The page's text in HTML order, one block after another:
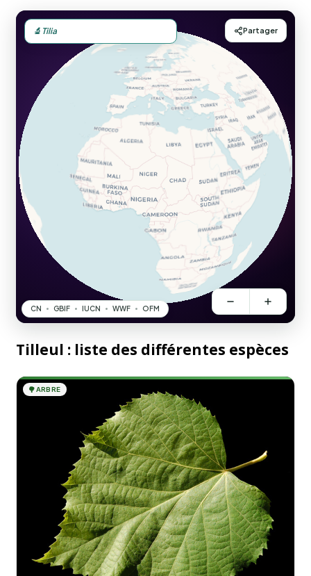
Tilleul : liste des différentes espèces
🌳ARBRE